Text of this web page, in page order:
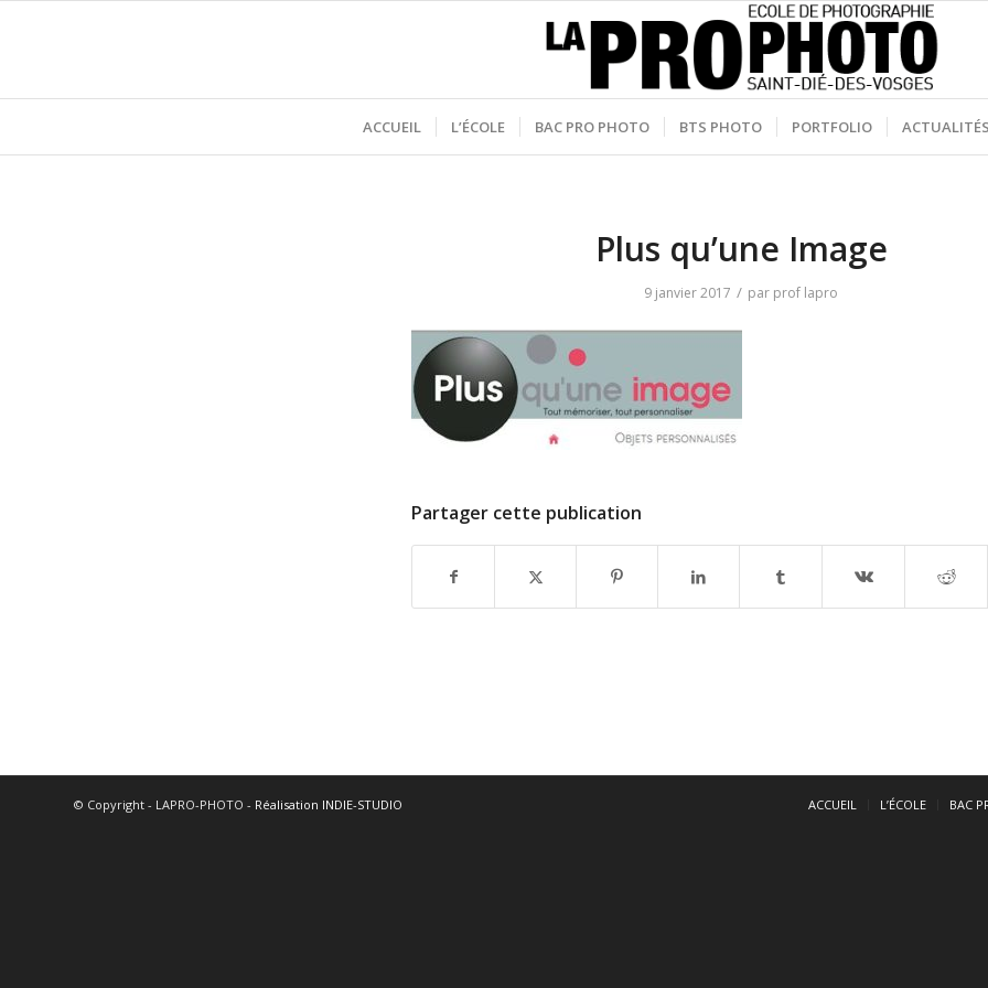
ACCUEIL L’ÉCOLE BAC PRO PHOTO BTS PHOTO PORTFOLIO ACTUALITÉS
Plus qu’une Image
9 janvier 2017 / par prof lapro
Partager cette publication
© Copyright - LAPRO-PHOTO - Réalisation INDIE-STUDIO ACCUEIL L’ÉCOLE BAC